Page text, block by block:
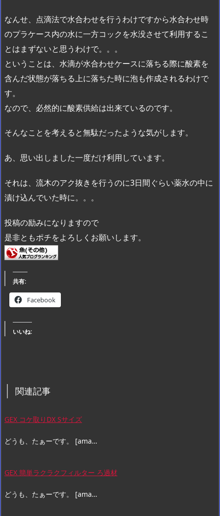
なんせ、点滴法で水合わせを行うわけですから水合わせ時
のプラケース内の水に一方コックを水没させて利用するこ
とはまずないと思うわけで。。。
ということは、水滴が水合わせケースに落ちる際に酸素を
含んだ状態が落ちる上に落ちた時に泡も作成されるわけで
す。
なので、必然的に酸素供給は出来ているのです。
そんなことを考えると無駄だったような気がします。
あ、思い出しました一度だけ利用しています。
それは、流木のアク抜きを行うのに3日間ぐらい薬水の中に
漬け込んでいた時に。。。
投稿の励みになりますので
是非ともポチをよろしくお願いします。
共有:
Facebook
いいね:
関連記事
GEX コケ取りDX Sサイズ
どうも、たぁーです。 [ama…
GEX 簡単ラクラクフィルター ろ過材
どうも、たぁーです。 [ama…